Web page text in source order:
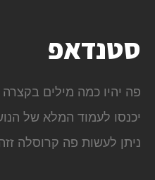
סטנדאפ
פה יהיו כמה מילים
יכנסו לעמוד המלא של
ניתן לעשות פה קרוסלה